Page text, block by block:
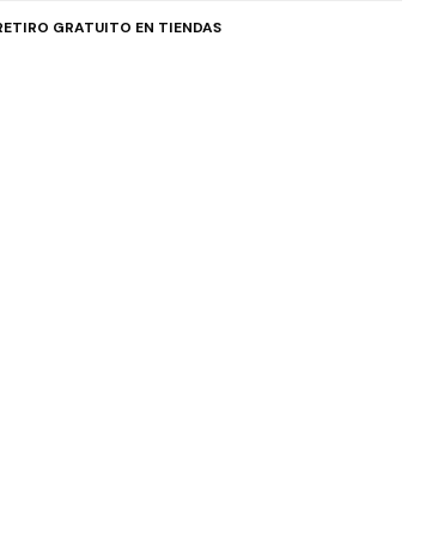
GRATUITO EN TIENDAS